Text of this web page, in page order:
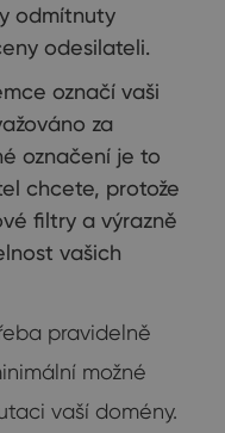
odmítnuty
odesilateli.
označí vaši
za
označení je to
chcete, protože
filtry a výrazně
vašich
pravidelně
možné
vaší domény.